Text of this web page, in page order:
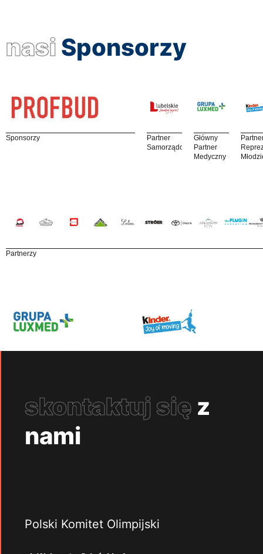
nasi Sponsorzy
Sponsorzy
Partner
Samorządowy
Główny
Partner
Medyczny
Partnerzy
skontaktuj się z
nami
Polski Komitet Olimpijski